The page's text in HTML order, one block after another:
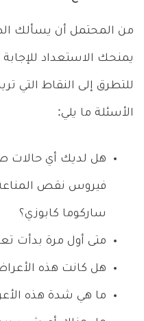
من المحتمل أن يسألك
يمنحك الاستعداد
للتطرق إلى النقاط التي
الأسئلة ما يلي:
هل لديك أي حالات
فيروس نقص المناعة
ساركوما كابوزي؟
متى أول مرة بدأت
هل كانت هذه
ما هي شدة هذه